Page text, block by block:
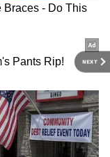
NEXT